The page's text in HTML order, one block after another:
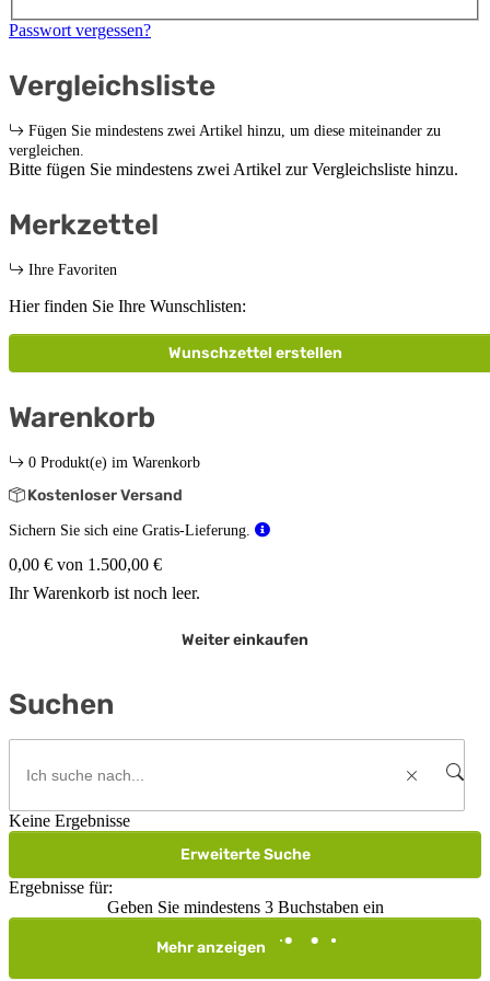
Passwort vergessen?
Vergleichsliste
Fügen Sie mindestens zwei Artikel hinzu, um diese miteinander zu
vergleichen.
Bitte fügen Sie mindestens zwei Artikel zur Vergleichsliste hinzu.
Merkzettel
Ihre Favoriten
Hier finden Sie Ihre Wunschlisten:
Wunschzettel erstellen
Warenkorb
0 Produkt(e) im Warenkorb
Kostenloser Versand
Sichern Sie sich eine Gratis-Lieferung.
0,00 € von 1.500,00 €
Ihr Warenkorb ist noch leer.
Weiter einkaufen
Suchen
Keine Ergebnisse
Erweiterte Suche
Ergebnisse für:
Geben Sie mindestens 3 Buchstaben ein
Mehr anzeigen